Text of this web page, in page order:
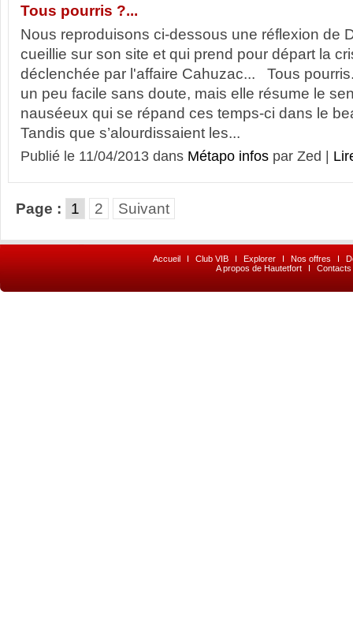
Tous pourris ?...
Nous reproduisons ci-dessous une réflexion de
cueillie sur son site et qui prend pour départ la
déclenchée par l'affaire Cahuzac... Tous
un peu facile sans doute, mais elle résume le
nauséeux qui se répand ces temps-ci dans le
Tandis que s’alourdissaient les...
Publié le 11/04/2013 dans Métapo infos par Zed |
Page : 1 2 Suivant
Accueil I Club VIB I Explorer I Nos offres I
A propos de Hautetfort
I Contacts